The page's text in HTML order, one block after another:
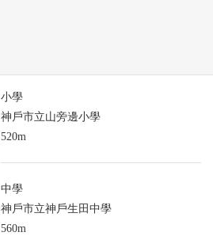
小學
神戶市立山旁邊小學
520m
中學
神戶市立神戶生田中學
560m